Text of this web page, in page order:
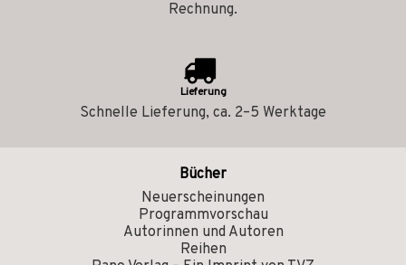
Rechnung.
Lieferung
Schnelle Lieferung, ca. 2–5 Werktage
Bücher
Neuerscheinungen
Programmvorschau
Autorinnen und Autoren
Reihen